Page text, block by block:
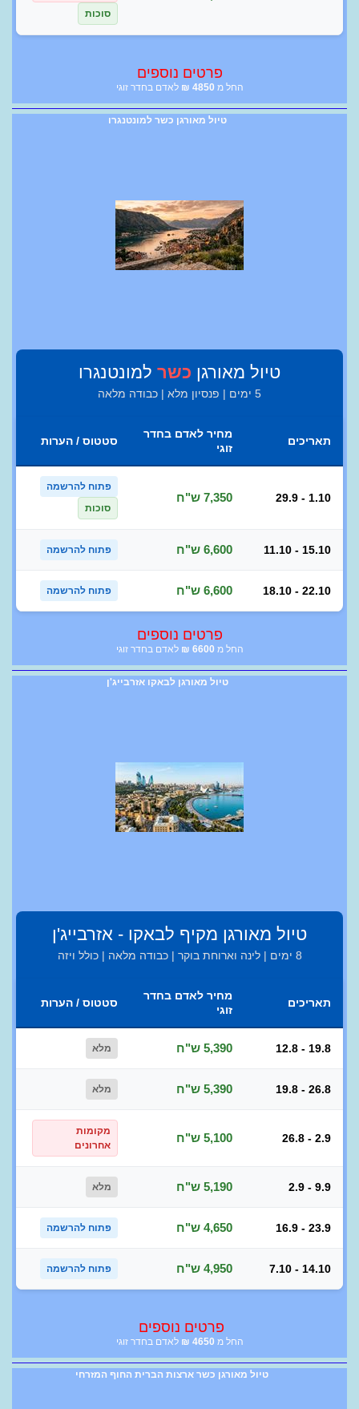
סוכות
פרטים נוספים
החל מ 4850
₪ לאדם בחדר זוגי
טיול מאורגן כשר למונטנגרו
טיול מאורגן כשר למונטנגרו
5 ימים | פנסיון מלא | כבודה מלאה
תאריכים
מחיר לאדם בחדר
זוגי
סטטוס / הערות
29.9 - 1.10 7,350 ש"ח
פתוח להרשמה
סוכות
11.10 - 15.10 6,600 ש"ח פתוח להרשמה
18.10 - 22.10 6,600 ש"ח פתוח להרשמה
פרטים נוספים
החל מ 6600
₪ לאדם בחדר זוגי
טיול מאורגן לבאקו אזרבייג'ן
טיול מאורגן מקיף לבאקו - אזרבייג'ן
8 ימים | לינה וארוחת בוקר | כבודה מלאה | כולל ויזה
תאריכים
מחיר לאדם בחדר
זוגי
סטטוס / הערות
12.8 - 19.8 5,390 ש"ח מלא
19.8 - 26.8 5,390 ש"ח מלא
26.8 - 2.9 5,100 ש"ח
מקומות
אחרונים
2.9 - 9.9 5,190 ש"ח מלא
16.9 - 23.9 4,650 ש"ח פתוח להרשמה
7.10 - 14.10 4,950 ש"ח פתוח להרשמה
פרטים נוספים
החל מ 4650
₪ לאדם בחדר זוגי
טיול מאורגן כשר ארצות הברית החוף המזרחי